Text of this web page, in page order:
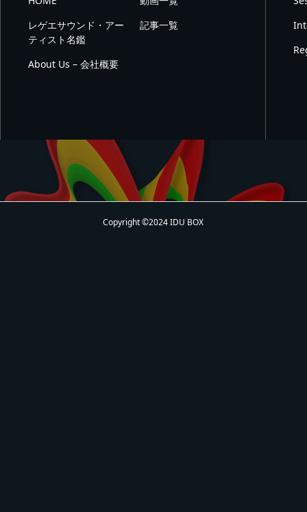
レゲエサウンド・アー
ティスト名鑑
記事一覧
About Us – 会社概要
Copyright ©2024 IDU BOX